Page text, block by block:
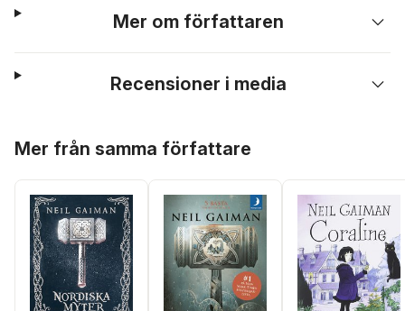
Mer om författaren
Recensioner i media
Mer från samma författare